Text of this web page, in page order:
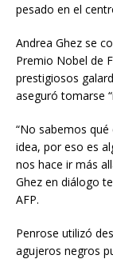
pesado en el
Andrea Ghez se
Premio Nobel de
prestigiosos
aseguró tomarse
“No sabemos
idea, por eso es
nos hace ir más
Ghez en diálogo
AFP.
Penrose utilizó
agujeros negros